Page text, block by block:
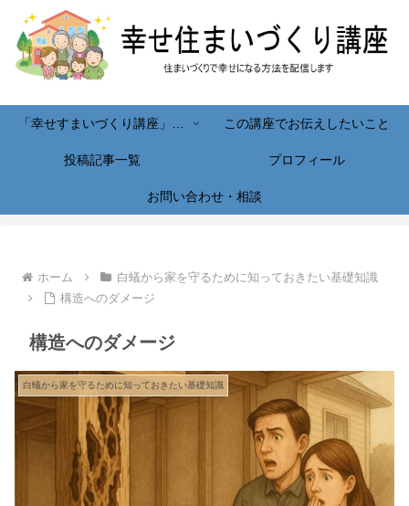
この講座でお伝えしたいこと
投稿記事一覧 プロフィール
お問い合わせ・相談
ホーム
白蟻から家を守るために知っておきたい基礎知識
構造へのダメージ
構造へのダメージ
白蟻から家を守るために知っておきたい基礎知識